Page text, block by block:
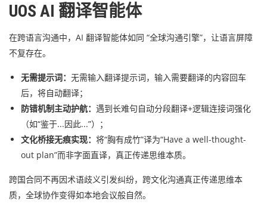
UOS AI 翻译智能体
在跨语言沟通中，AI 翻译智能体如同 “全球沟通引擎”，让语言屏障
不复存在。
无需提示词： 无需输入翻译提示词，输入需要翻译的内容回车
后，将自动翻译；
防错机制主动护航： 遇到长难句自动分段翻译+逻辑连接词强化
（如“鉴于...因此...”）；
文化桥接无痕实现： 将“胸有成竹”译为“Have a well-thought-
out plan”而非字面直译，真正传递思维本质。
跨国合同不再因术语歧义引发纠纷，跨文化沟通真正传递思维本
质，全球协作变得如本地会议般自然。